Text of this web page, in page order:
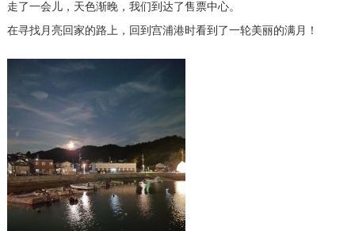
走了一会儿，天色渐晚，我们到达了售票中心。
在寻找月亮回家的路上，回到宫浦港时看到了一轮美丽的满月！